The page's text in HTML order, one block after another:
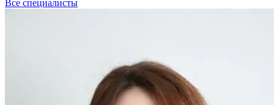
Все специалисты